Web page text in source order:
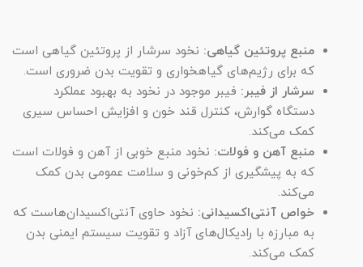
منبع پروتئین گیاهی: نخود سرشار از پروتئین گیاهی است
که برای رژیم‌های گیاهخواری و تقویت بدن ضروری است.
سرشار از فیبر: فیبر موجود در نخود به بهبود عملکرد
دستگاه گوارش، کنترل قند خون و افزایش احساس سیری
کمک می‌کند.
منبع آهن و فولات: نخود منبع خوبی از آهن و فولات است
که به پیشگیری از کم‌خونی و سلامت عمومی بدن کمک
می‌کند.
خواص آنتی‌اکسیدانی: نخود حاوی آنتی‌اکسیدان‌هاست که
به مبارزه با رادیکال‌های آزاد و تقویت سیستم ایمنی بدن
کمک می‌کند.